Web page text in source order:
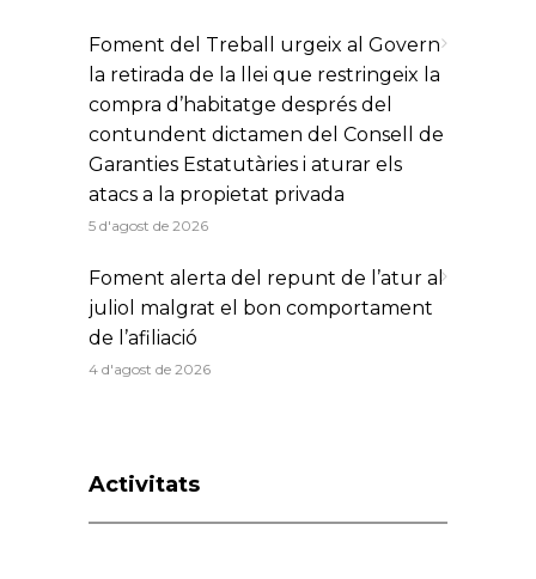
Foment del Treball urgeix al Govern
la retirada de la llei que restringeix la
compra d’habitatge després del
contundent dictamen del Consell de
Garanties Estatutàries i aturar els
atacs a la propietat privada
5 d'agost de 2026
Foment alerta del repunt de l’atur al
juliol malgrat el bon comportament
de l’afiliació
4 d'agost de 2026
Activitats